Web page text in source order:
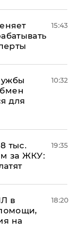
15:43
для
10:32
тыс.
за ЖКУ:
19:35
в
на
18:20